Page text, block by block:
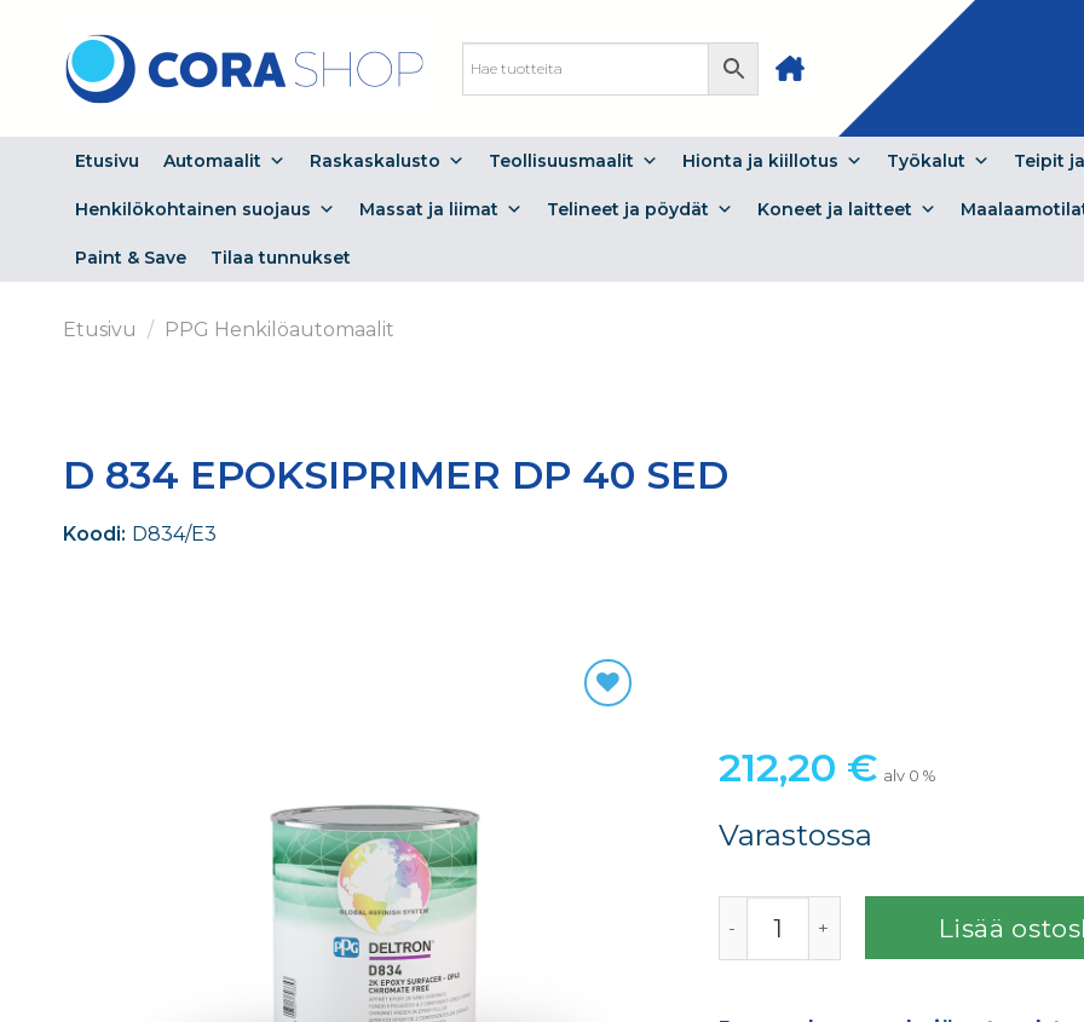
content
Etusivu Automaalit Raskaskalusto Teollisuusmaalit Hionta ja kiillotus Työkalut Teipit
Henkilökohtainen suojaus Massat ja liimat Telineet ja pöydät Koneet ja laitteet
Paint & Save Tilaa tunnukset
Etusivu / PPG Henkilöautomaalit
D 834 EPOKSIPRIMER DP 40 SED
Koodi: D834/E3
212,20 € alv 0 %
Varastossa
Lisää